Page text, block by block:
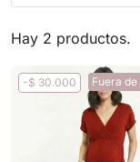
Hay 2 productos.
-$ 30.000 Fuera de